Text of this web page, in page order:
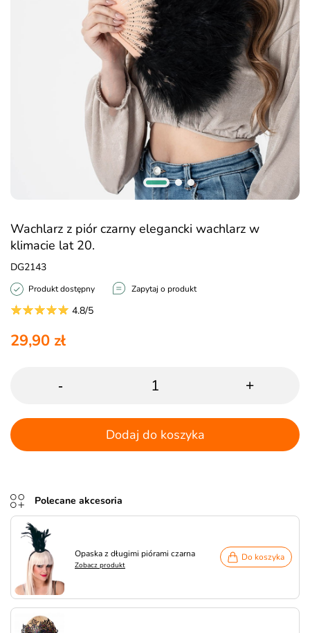
Wachlarz z piór czarny elegancki wachlarz w
klimacie lat 20.
DG2143
Produkt dostępny Zapytaj o produkt
4.8/5
29,90 zł
- +
Dodaj do koszyka
Polecane akcesoria
Opaska z długimi piórami czarna
Zobacz produkt
Do koszyka